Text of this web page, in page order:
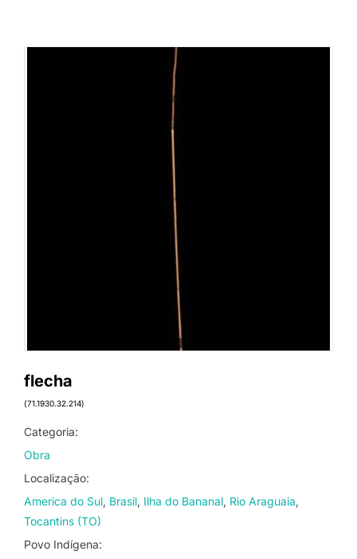
flecha
(71.1930.32.214)
Categoria:
Obra
Localização:
America do Sul Brasil Ilha do Bananal Rio Araguaia
Tocantins (TO)
Povo Indígena: